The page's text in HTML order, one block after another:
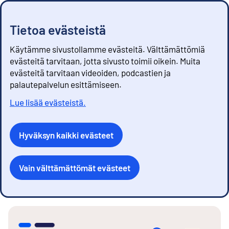
Tietoa evästeistä
Käytämme sivustollamme evästeitä. Välttämättömiä
evästeitä tarvitaan, jotta sivusto toimii oikein. Muita
evästeitä tarvitaan videoiden, podcastien ja
palautepalvelun esittämiseen.
Lue lisää evästeistä.
Hyväksyn kaikki evästeet
Vain välttämättömät evästeet